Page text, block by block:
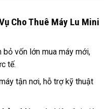
Cho Thuê Máy Lu Mini
bỏ vốn lớn mua máy mới,
tế.
tận nơi, hỗ trợ kỹ thuật